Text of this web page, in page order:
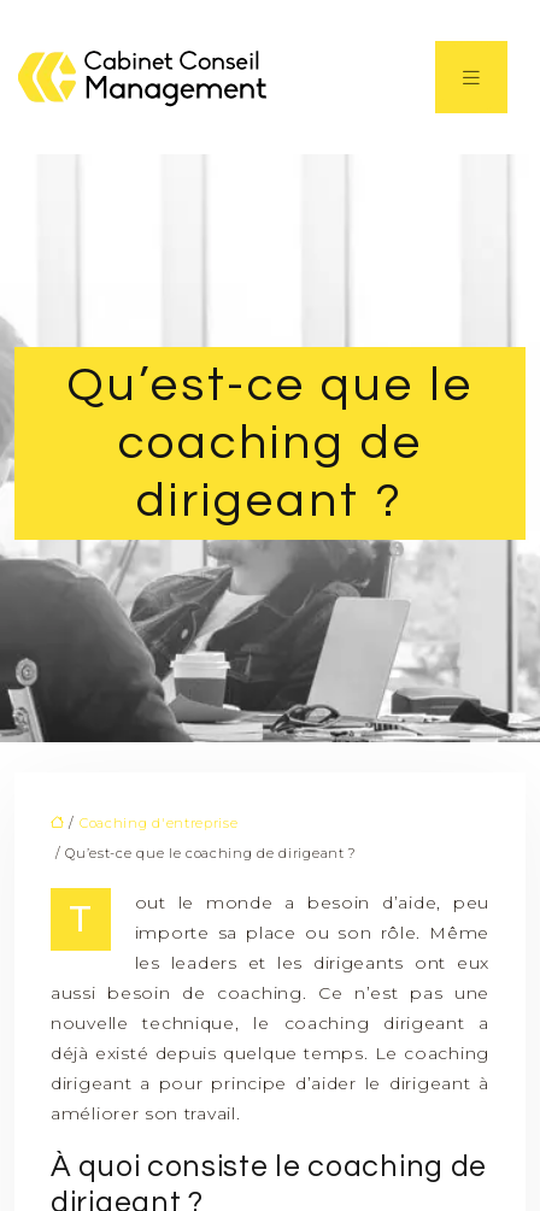
Qu’est-ce que le
coaching de
dirigeant ?
/ Coaching d'entreprise
/ Qu’est-ce que le coaching de dirigeant ?
T
out le monde a besoin d’aide, peu
importe sa place ou son rôle. Même
les leaders et les dirigeants ont eux
aussi besoin de coaching. Ce n’est pas une
nouvelle technique, le coaching dirigeant a
déjà existé depuis quelque temps. Le coaching
dirigeant a pour principe d’aider le dirigeant à
améliorer son travail.
À quoi consiste le coaching de
dirigeant ?